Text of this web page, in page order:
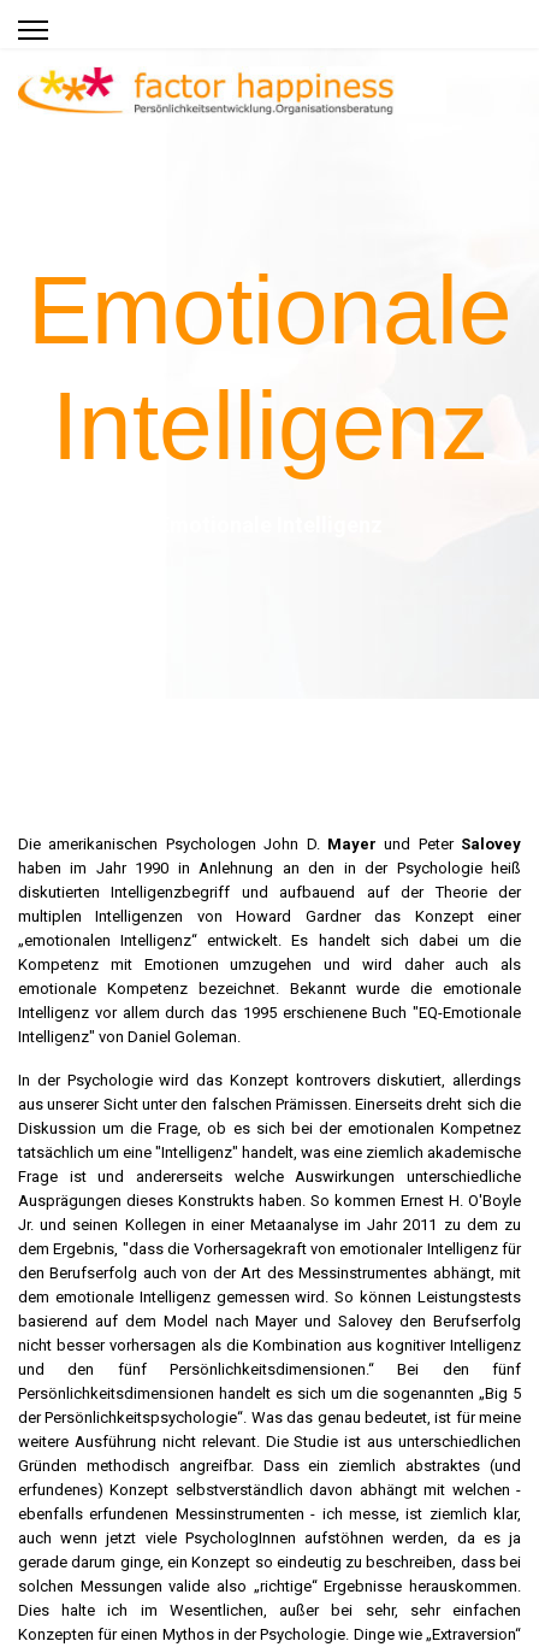
Emotionale
Intelligenz
Die amerikanischen Psychologen John D. Mayer und Peter Salovey
haben im Jahr 1990 in Anlehnung an den in der Psychologie heiß
diskutierten Intelligenzbegriff und aufbauend auf der Theorie der
multiplen Intelligenzen von Howard Gardner das Konzept einer
„emotionalen Intelligenz“ entwickelt. Es handelt sich dabei um die
Kompetenz mit Emotionen umzugehen und wird daher auch als
emotionale Kompetenz bezeichnet. Bekannt wurde die emotionale
Intelligenz vor allem durch das 1995 erschienene Buch "EQ-Emotionale
Intelligenz" von Daniel Goleman.
In der Psychologie wird das Konzept kontrovers diskutiert, allerdings
aus unserer Sicht unter den falschen Prämissen. Einerseits dreht sich die
Diskussion um die Frage, ob es sich bei der emotionalen Kompetnez
tatsächlich um eine "Intelligenz" handelt, was eine ziemlich akademische
Frage ist und andererseits welche Auswirkungen unterschiedliche
Ausprägungen dieses Konstrukts haben. So kommen Ernest H. O'Boyle
Jr. und seinen Kollegen in einer Metaanalyse im Jahr 2011 zu dem zu
dem Ergebnis, "dass die Vorhersagekraft von emotionaler Intelligenz für
den Berufserfolg auch von der Art des Messinstrumentes abhängt, mit
dem emotionale Intelligenz gemessen wird. So können Leistungstests
basierend auf dem Model nach Mayer und Salovey den Berufserfolg
nicht besser vorhersagen als die Kombination aus kognitiver Intelligenz
und den fünf Persönlichkeitsdimensionen.“ Bei den fünf
Persönlichkeitsdimensionen handelt es sich um die sogenannten „Big 5
der Persönlichkeitspsychologie“. Was das genau bedeutet, ist für meine
weitere Ausführung nicht relevant. Die Studie ist aus unterschiedlichen
Gründen methodisch angreifbar. Dass ein ziemlich abstraktes (und
erfundenes) Konzept selbstverständlich davon abhängt mit welchen -
ebenfalls erfundenen Messinstrumenten - ich messe, ist ziemlich klar,
auch wenn jetzt viele PsychologInnen aufstöhnen werden, da es ja
gerade darum ginge, ein Konzept so eindeutig zu beschreiben, dass bei
solchen Messungen valide also „richtige“ Ergebnisse herauskommen.
Dies halte ich im Wesentlichen, außer bei sehr, sehr einfachen
Konzepten für einen Mythos in der Psychologie. Dinge wie „Extraversion“